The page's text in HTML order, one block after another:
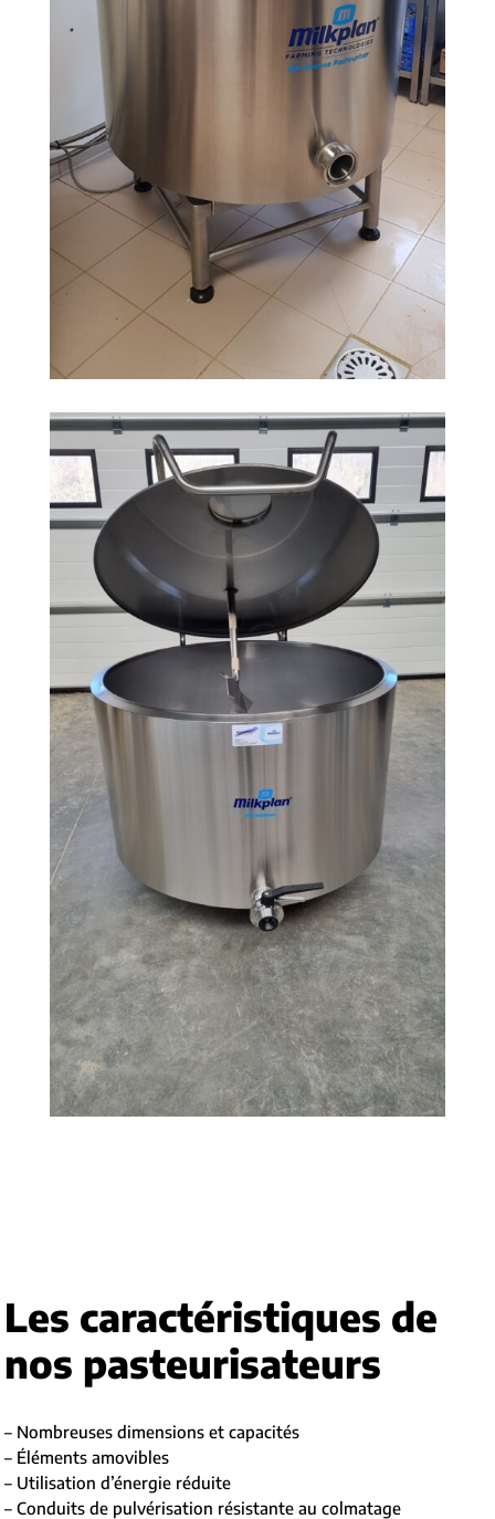
Les caractéristiques de
nos pasteurisateurs
– Nombreuses dimensions et capacités
– Éléments amovibles
– Utilisation d’énergie réduite
– Conduits de pulvérisation résistante au colmatage